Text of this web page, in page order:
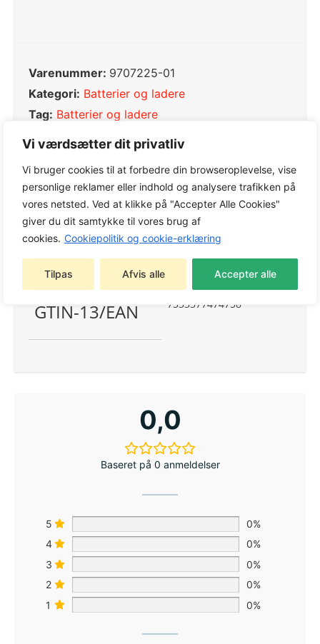
Vi værdsætter dit privatliv
Vi bruger cookies til at forbedre din browseroplevelse, vise
personlige reklamer eller indhold og analysere trafikken på
vores netsted. Ved at klikke på "Accepter Alle Cookies"
giver du dit samtykke til vores brug af
cookies. Cookiepolitik og cookie-erklæring
Tilpas Afvis alle Accepter alle
Varenummer: 9707225-01
Kategori: Batterier og ladere
Tag: Batterier og ladere
Produktdata
USB-C charger EU
Varenr.: 970 72 25‑01
Vægt
GTIN-13/EAN 7333377474758
0,0
Baseret på 0 anmeldelser
5
0%
4
0%
3
0%
2
0%
1
0%